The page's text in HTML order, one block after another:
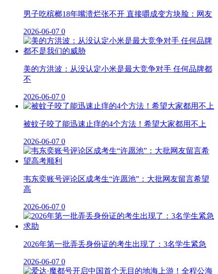
男子吃槟榔18年嘴溃烂张不开 直接嚼成变方块脸：网友
2026-06-07 0
美的方洪波：从没认定小米是最大竞争对手 任何品牌都
不
2026-06-07 0
被蚊子咬了能迅速止痒的4个方法！希望大家都用不上
2026-06-07 0
韦东奕账号评论区成考生“许愿池”：大批网友留言希望
高
2026-06-07 0
2026年第一批弄丢身份证的考生出现了：3名学生紧急
2026-06-07 0